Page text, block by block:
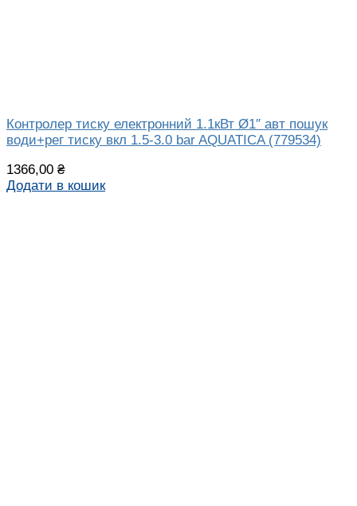
Контролер тиску електронний 1.1кВт Ø1″ авт пошук
води+рег тиску вкл 1.5-3.0 bar AQUATICA (779534)
1366,00 ₴
Додати в кошик